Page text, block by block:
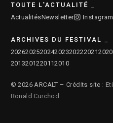
TOUTE L'ACTUALITÉ
ActualitésNewsletter Instagram
ARCHIVES DU FESTIVAL
2026202520242023202220212020
2013201220112010
© 2026 ARCALT – Crédits site :
Ronald Curchod